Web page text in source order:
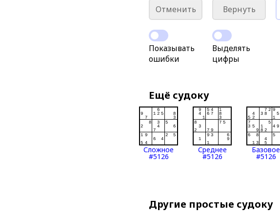
Отменить Вернуть
Показывать
ошибки
Выделять
цифры
Ещё судоку
Сложное
#5126
Среднее
#5126
Базовое
#5126
Другие простые судоку